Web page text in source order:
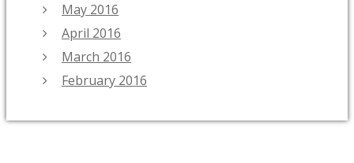
May 2016
April 2016
March 2016
February 2016